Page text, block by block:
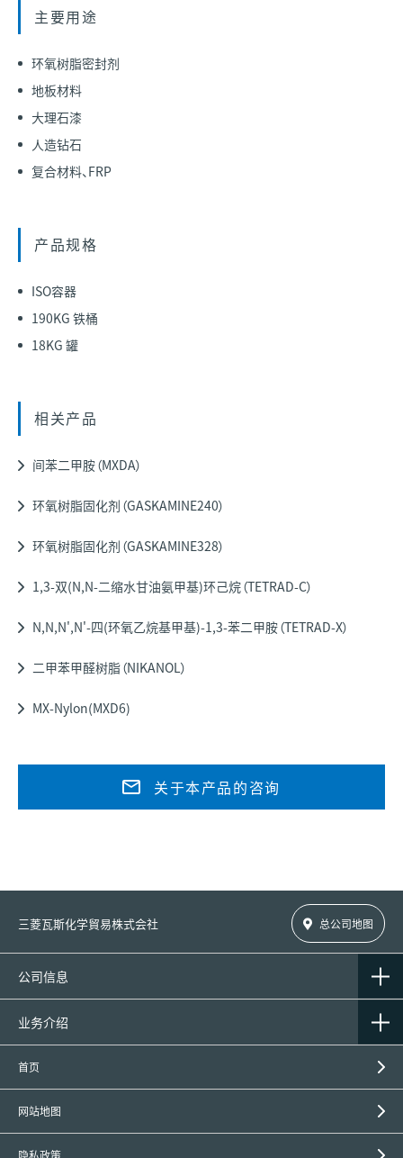
主要用途
环氧树脂密封剂
地板材料
大理石漆
人造钻石
复合材料、FRP
产品规格
ISO容器
190KG 铁桶
18KG 罐
相关产品
间苯二甲胺（MXDA）
环氧树脂固化剂（GASKAMINE240）
环氧树脂固化剂（GASKAMINE328）
1,3-双(N,N-二缩水甘油氨甲基)环己烷（TETRAD-C）
N,N,N',N'-四(环氧乙烷基甲基)-1,3-苯二甲胺（TETRAD-X）
二甲苯甲醛树脂（NIKANOL）
MX-Nylon(MXD6)
关于本产品的咨询
三菱瓦斯化学貿易株式会社 总公司地图
公司信息
业务介绍
首页
网站地图
隐私政策